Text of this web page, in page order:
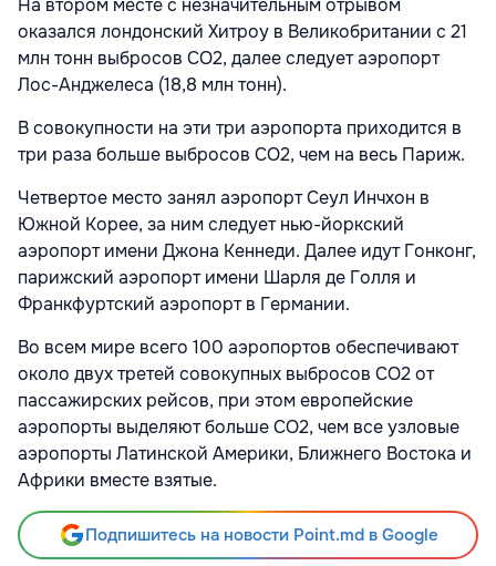
На втором месте с незначительным отрывом
оказался лондонский Хитроу в Великобритании с 21
млн тонн выбросов CO2, далее следует аэропорт
Лос-Анджелеса (18,8 млн тонн).
В совокупности на эти три аэропорта приходится в
три раза больше выбросов CO2, чем на весь Париж.
Четвертое место занял аэропорт Сеул Инчхон в
Южной Корее, за ним следует нью-йоркский
аэропорт имени Джона Кеннеди. Далее идут Гонконг,
парижский аэропорт имени Шарля де Голля и
Франкфуртский аэропорт в Германии.
Во всем мире всего 100 аэропортов обеспечивают
около двух третей совокупных выбросов CO2 от
пассажирских рейсов, при этом европейские
аэропорты выделяют больше CO2, чем все узловые
аэропорты Латинской Америки, Ближнего Востока и
Африки вместе взятые.
Подпишитесь на новости Point.md в Google